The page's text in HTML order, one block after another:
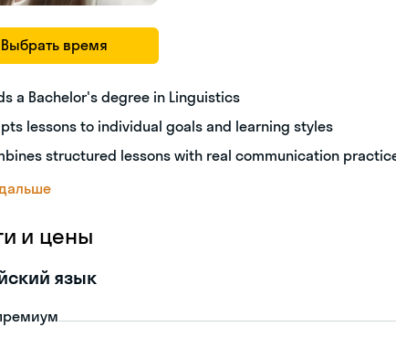
Выбрать время
a Bachelor's degree in Linguistics
lessons to individual goals and learning styles
structured lessons with real communication
и цены
язык